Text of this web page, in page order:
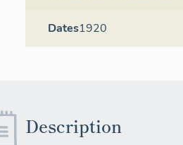
Dates1920
Description